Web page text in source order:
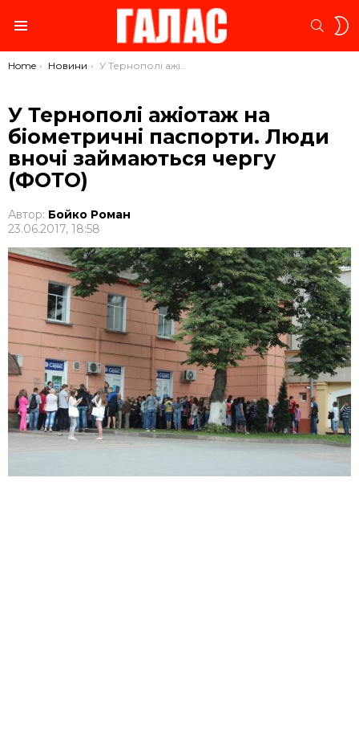
You are here:
Home Новини У Тернополі ажіотаж на біометричні паспорти. Люди вночі займаються чергу (ФОТО)
У Тернополі ажіотаж на
біометричні паспорти. Люди
вночі займаються чергу
(ФОТО)
Автор: Бойко Роман
23.06.2017, 18:58